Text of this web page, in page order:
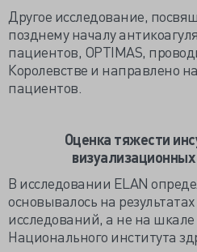
Другое исследование,
позднему началу
пациентов, OPTIMAS,
Королевстве и направлено
пациентов.
Оценка тяжести
В исследовании ELAN
основывалось на
исследований, а не на шкале
Национального института